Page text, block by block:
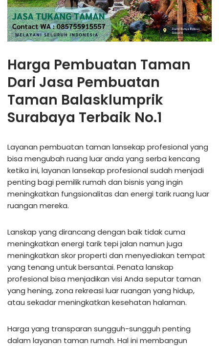
Harga Pembuatan Taman
Dari Jasa Pembuatan
Taman Balasklumprik
Surabaya Terbaik No.1
Layanan pembuatan taman lansekap profesional yang
bisa mengubah ruang luar anda yang serba kencang
ketika ini, layanan lansekap profesional sudah menjadi
penting bagi pemilik rumah dan bisnis yang ingin
meningkatkan fungsionalitas dan energi tarik ruang luar
ruangan mereka.
Lanskap yang dirancang dengan baik tidak cuma
meningkatkan energi tarik tepi jalan namun juga
meningkatkan skor properti dan menyediakan tempat
yang tenang untuk bersantai. Penata lanskap
profesional bisa menjadikan visi Anda seputar taman
yang hening, zona rekreasi luar ruangan yang hidup,
atau sekadar meningkatkan kesehatan halaman.
Harga yang transparan sungguh-sungguh penting
dalam layanan taman rumah. Hal ini membangun